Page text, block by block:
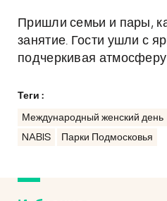
Пришли семьи и пары,
занятие. Гости ушли с
подчеркивая атмосферу
Теги :
Международный женский день
NABIS
Парки Подмосковья